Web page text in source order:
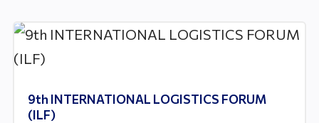
9th INTERNATIONAL LOGISTICS FORUM
(ILF)